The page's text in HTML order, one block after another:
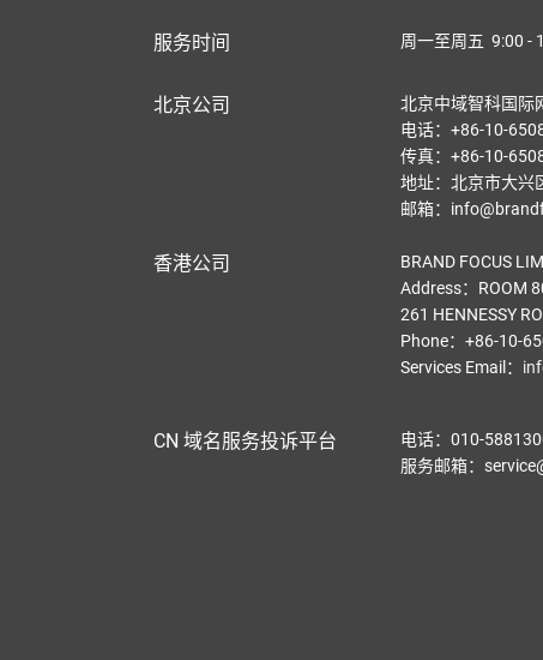
服务时间 周一至周五 9:00 -
北京公司
北京中域智科国际
电话：+86-10-
传真：+86-10-
地址：北京市大兴
邮箱：
香港公司
BRAND FOCUS
Address：ROOM
261 HENNESSY
Phone：+86-10-
Services Email ：
CN 域名服务投诉平台
电话：010-
服务邮箱：